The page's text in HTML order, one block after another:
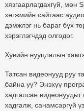
хязгаарлагдахгүй, мөн
хөгжмийн сайтаас
дэмжлэг нь бараг бүх
хэрэглэгчдэд олгодог.
Хувийн нууцлалын
Татсан видеонууд руу
байна уу? Энэхүү
хадгалсан видеонуудыг
хадгалж, санамсаргүй